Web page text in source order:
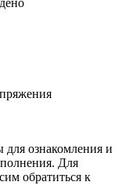
для ознакомления и
Для
обратиться к